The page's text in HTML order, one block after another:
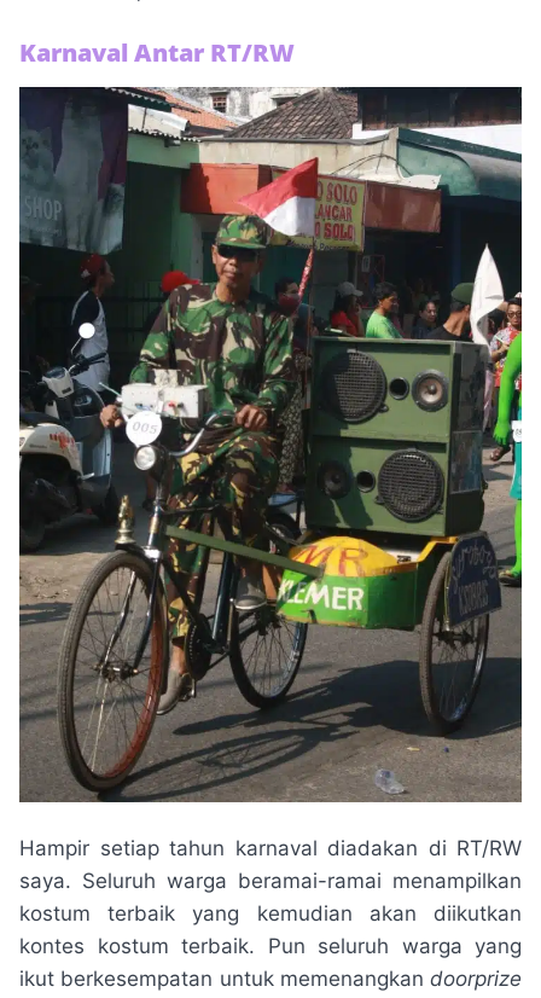
Karnaval Antar RT/RW
Hampir setiap tahun karnaval diadakan di RT/RW
saya. Seluruh warga beramai-ramai menampilkan
kostum terbaik yang kemudian akan diikutkan
kontes kostum terbaik. Pun seluruh warga yang
ikut berkesempatan untuk memenangkan doorprize